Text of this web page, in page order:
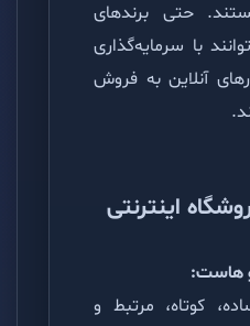
حتی برندهای
با سرمایه‌گذاری
آنلاین به فروش
اینترنتی
و هاست:
کوتاه، مرتبط و